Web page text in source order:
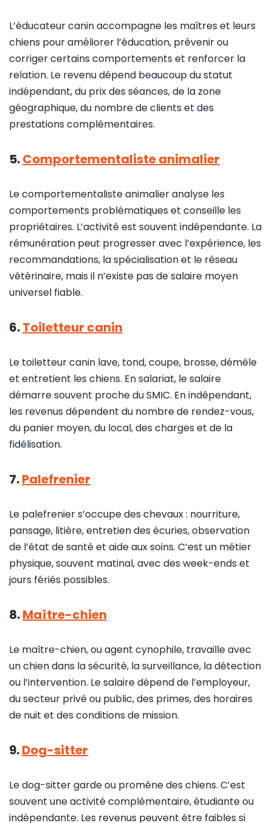
L’éducateur canin accompagne les maîtres et leurs
chiens pour améliorer l’éducation, prévenir ou
corriger certains comportements et renforcer la
relation. Le revenu dépend beaucoup du statut
indépendant, du prix des séances, de la zone
géographique, du nombre de clients et des
prestations complémentaires.
5.Comportementaliste animalier
Le comportementaliste animalier analyse les
comportements problématiques et conseille les
propriétaires. L’activité est souvent indépendante. La
rémunération peut progresser avec l’expérience, les
recommandations, la spécialisation et le réseau
vétérinaire, mais il n’existe pas de salaire moyen
universel fiable.
6.Toiletteur canin
Le toiletteur canin lave, tond, coupe, brosse, démêle
et entretient les chiens. En salariat, le salaire
démarre souvent proche du SMIC. En indépendant,
les revenus dépendent du nombre de rendez-vous,
du panier moyen, du local, des charges et de la
fidélisation.
7.Palefrenier
Le palefrenier s’occupe des chevaux : nourriture,
pansage, litière, entretien des écuries, observation
de l’état de santé et aide aux soins. C’est un métier
physique, souvent matinal, avec des week-ends et
jours fériés possibles.
8.Maître-chien
Le maître-chien, ou agent cynophile, travaille avec
un chien dans la sécurité, la surveillance, la détection
ou l’intervention. Le salaire dépend de l’employeur,
du secteur privé ou public, des primes, des horaires
de nuit et des conditions de mission.
9.Dog-sitter
Le dog-sitter garde ou promène des chiens. C’est
souvent une activité complémentaire, étudiante ou
indépendante. Les revenus peuvent être faibles si